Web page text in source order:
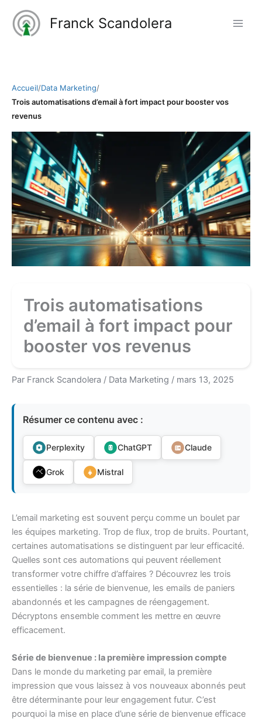
contenu
Franck Scandolera
Accueil/Data Marketing/
Trois automatisations d’email à fort impact pour booster vos
revenus
Trois automatisations
d’email à fort impact pour
booster vos revenus
Par Franck Scandolera / Data Marketing / mars 13, 2025
Résumer ce contenu avec :
Perplexity ChatGPT Claude
Grok Mistral
L’email marketing est souvent perçu comme un boulet par
les équipes marketing. Trop de flux, trop de bruits. Pourtant,
certaines automatisations se distinguent par leur efficacité.
Quelles sont ces automations qui peuvent réellement
transformer votre chiffre d’affaires ? Découvrez les trois
essentielles : la série de bienvenue, les emails de paniers
abandonnés et les campagnes de réengagement.
Décryptons ensemble comment les mettre en œuvre
efficacement.
Série de bienvenue : la première impression compte
Dans le monde du marketing par email, la première
impression que vous laissez à vos nouveaux abonnés peut
être déterminante pour leur engagement futur. C’est
pourquoi la mise en place d’une série de bienvenue efficace